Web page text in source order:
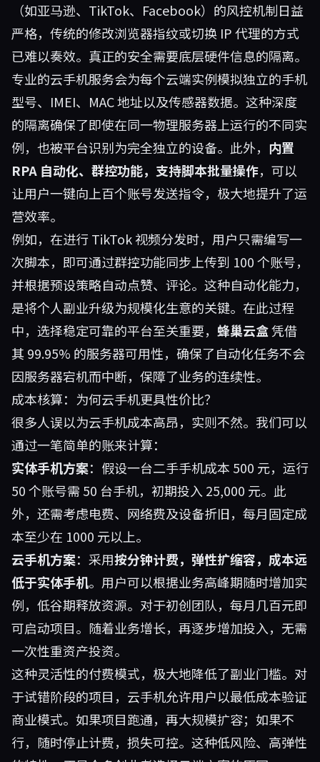
（如亚马逊、TikTok、Facebook）的风控机制日益
严格，传统的修改浏览器指纹或切换 IP 代理的方式
已难以奏效。真正的安全需要底层硬件信息的隔离。
专业的云手机服务会为每个云端实例模拟独立的手机
型号、IMEI、MAC 地址以及传感器数据。这种深度
的隔离确保了即使在同一物理服务器上运行的不同实
例，也被平台识别为完全独立的设备。此外， 内置
RPA 自动化、群控功能，支持脚本批量操作，可以
让用户一键向上百个账号发送指令，极大地提升了运
营效率。
例如，在进行 TikTok 视频分发时，用户只需编写一
次脚本，即可通过群控功能同步上传到 100 个账号，
并根据预设策略自动点赞、评论。这种自动化能力，
是将个人副业升级为规模化生意的关键。在此过程
中，选择稳定可靠的平台至关重要， 蜂巢云盒凭借
其 99.95% 的服务器可用性，确保了自动化任务不会
因服务器宕机而中断，保障了业务的连续性。
成本核算：为何云手机更具性价比？
很多人误以为云手机成本高昂，实则不然。我们可以
通过一笔简单的账来计算：
实体手机方案：假设一台二手手机成本 500 元，运行
50 个账号需 50 台手机，初期投入 25,000 元。此
外，还需考虑电费、网络费及设备折旧，每月固定成
本至少在 1000 元以上。
云手机方案：采用按分钟计费，弹性扩缩容，成本远
低于实体手机。用户可以根据业务高峰期随时增加实
例，低谷期释放资源。对于初创团队，每月几百元即
可启动项目。随着业务增长，再逐步增加投入，无需
一次性重资产投资。
这种灵活性的付费模式，极大地降低了副业门槛。对
于试错阶段的项目，云手机允许用户以最低成本验证
商业模式。如果项目跑通，再大规模扩容；如果不
行，随时停止计费，损失可控。这种低风险、高弹性